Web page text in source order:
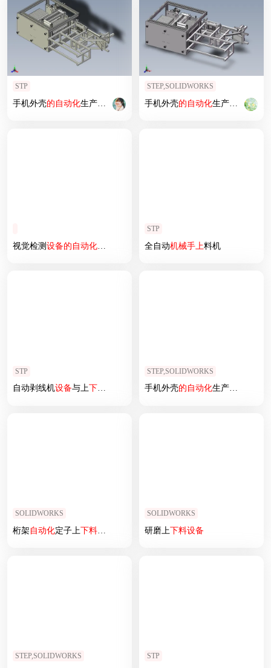
STP
手机外壳的自动化生产加工 设备
STEP,SOLIDWORKS
手机外壳的自动化生产加工 设备
视觉检测设备的自动化作业岗位
STP
全自动机械手上料机
STP
自动剥线机设备与上下料 手组合
STEP,SOLIDWORKS
手机外壳的自动化生产加工
SOLIDWORKS
桁架自动化定子上下料设备 sw16可编辑
SOLIDWORKS
研磨上下料设备
STEP,SOLIDWORKS STP